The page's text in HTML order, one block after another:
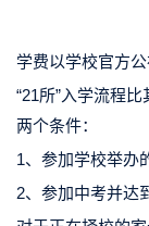
学费以学校官方公
“21所”入学流程
两个条件：
1、参加学校举办
2、参加中考并达